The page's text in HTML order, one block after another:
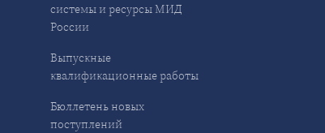
системы и ресурсы МИД
России
Выпускные
квалификационные работы
Бюллетень новых
поступлений